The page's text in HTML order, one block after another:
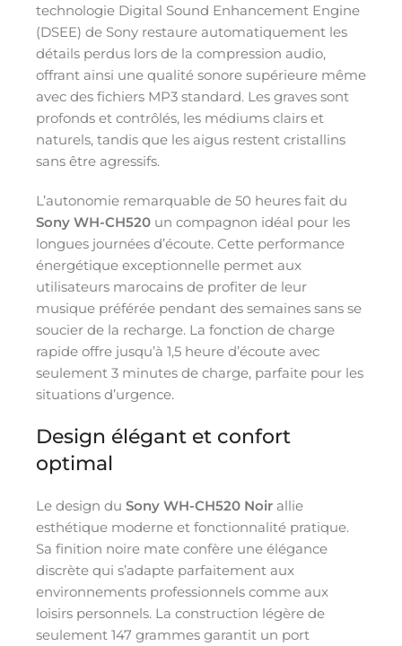
technologie Digital Sound Enhancement Engine
(DSEE) de Sony restaure automatiquement les
détails perdus lors de la compression audio,
offrant ainsi une qualité sonore supérieure même
avec des fichiers MP3 standard. Les graves sont
profonds et contrôlés, les médiums clairs et
naturels, tandis que les aigus restent cristallins
sans être agressifs.
L’autonomie remarquable de 50 heures fait du
Sony WH-CH520 un compagnon idéal pour les
longues journées d’écoute. Cette performance
énergétique exceptionnelle permet aux
utilisateurs marocains de profiter de leur
musique préférée pendant des semaines sans se
soucier de la recharge. La fonction de charge
rapide offre jusqu’à 1,5 heure d’écoute avec
seulement 3 minutes de charge, parfaite pour les
situations d’urgence.
Design élégant et confort
optimal
Le design du Sony WH-CH520 Noir allie
esthétique moderne et fonctionnalité pratique.
Sa finition noire mate confère une élégance
discrète qui s’adapte parfaitement aux
environnements professionnels comme aux
loisirs personnels. La construction légère de
seulement 147 grammes garantit un port